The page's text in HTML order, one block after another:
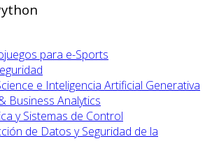
para e-Sports
e Inteligencia Artificial Generativa
Business Analytics
y Sistemas de Control
de Datos y Seguridad de la